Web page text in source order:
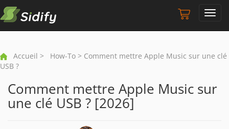
Accueil > How-To > Comment mettre Apple Music sur une clé
USB ?
Comment mettre Apple Music sur
une clé USB ? [2026]